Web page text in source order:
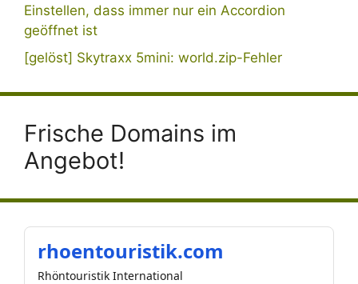
Einstellen, dass immer nur ein Accordion
geöffnet ist
[gelöst] Skytraxx 5mini: world.zip-Fehler
Frische Domains im
Angebot!
rhoentouristik.com
Rhöntouristik International